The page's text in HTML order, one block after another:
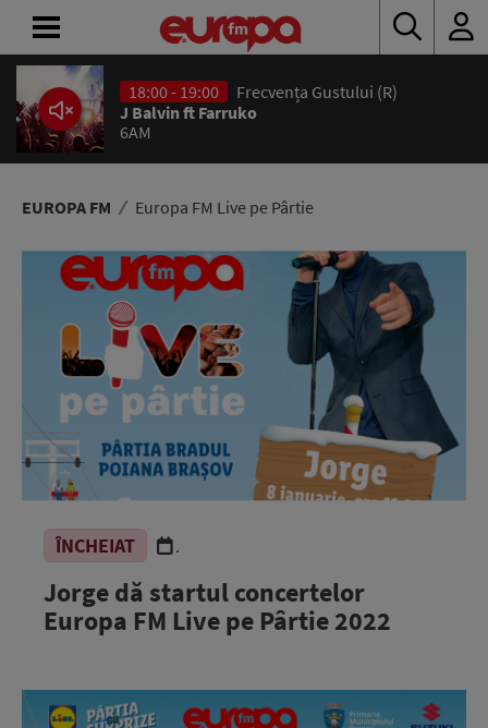
18:00 - 19:00
Frecvența Gustului (R)
J Balvin ft Farruko
6AM
EUROPA FM Europa FM Live pe Pârtie
ÎNCHEIAT .
Jorge dă startul concertelor
Europa FM Live pe Pârtie 2022
ACASĂ
ȘTIRI
RADIO
CONCURSURI
PODCAST
ASCULTĂ
LIVE